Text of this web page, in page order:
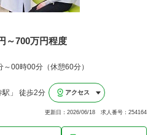
～700万円程度
00時00分（休憩60分）
駅」 徒歩2分 アクセス
更新日：2026/06/18 求人番号：254164